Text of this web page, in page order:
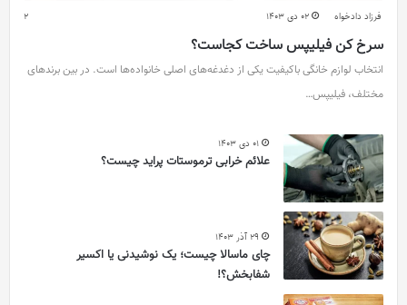
فرزاد دادخواه 02 دی 1403 2
سرخ کن فیلیپس ساخت کجاست؟
انتخاب لوازم خانگی باکیفیت یکی از دغدغه‌های اصلی خانواده‌ها است. در بین برندهای
مختلف، فیلیپس…
01 دی 1403
علائم خرابی ترموستات پراید چیست؟
29 آذر 1403
چای ماسالا چیست؛ یک نوشیدنی یا اکسیر
شفابخش؟!